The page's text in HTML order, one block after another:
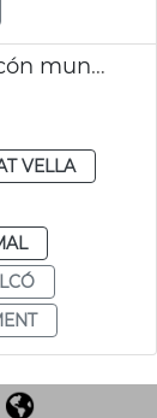
Obras acondicionamiento balcón municipal
VELLA